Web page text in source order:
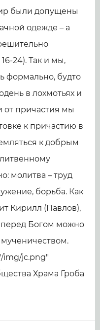
были допущены
одежде – а
24). Так и мы,
формально, будто
в лохмотьях и
от причастия мы
к причастию в
к добрым
молитва – труд
борьба. Как
Кирилл (Павлов),
перед Богом можно
img/jc.png"
Храма Гроба